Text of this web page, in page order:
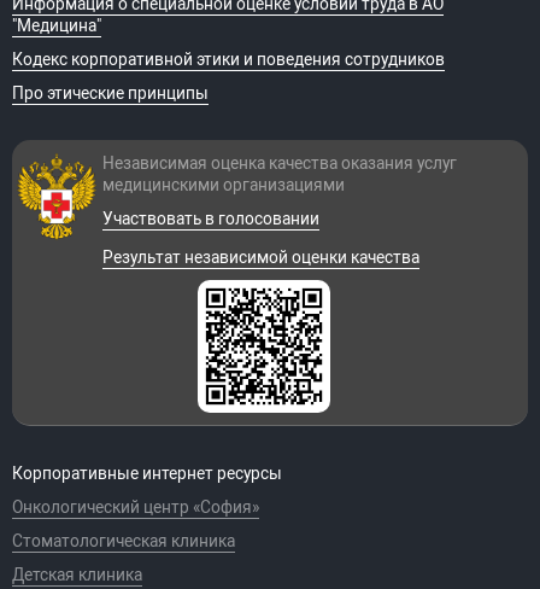
"Медицина"
Кодекс корпоративной этики и поведения сотрудников
Про этические принципы
Корпоративные интернет ресурсы
Онкологический центр «София»
Стоматологическая клиника
Детская клиника
Независимая оценка качества оказания услуг
медицинскими организациями
Участвовать в голосовании
Результат независимой оценки качества